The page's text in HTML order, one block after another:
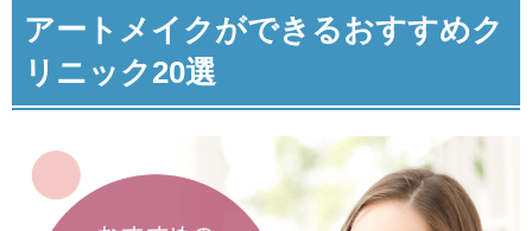
アートメイクができるおすすめク
リニック20選